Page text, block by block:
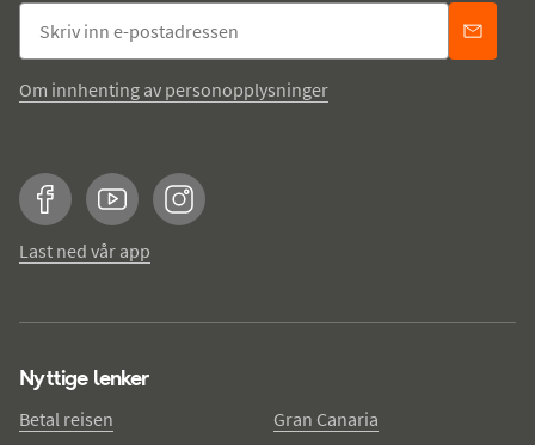
Om innhenting av personopplysninger
FacebookYouTubeInstagram
Last ned vår app
Nyttige lenker
Betal reisen
Gran Canaria